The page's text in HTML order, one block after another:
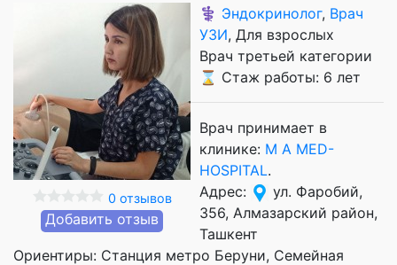
0 отзывов
Добавить отзыв
⚕️ Эндокринолог, Врач
УЗИ, Для взрослых
Врач третьей категории
⌛ Стаж работы: 6 лет
Врач принимает в
клинике: M A MED-
HOSPITAL.
Адрес:
ул. Фаробий,
356, Алмазарский район,
Ташкент
Ориентиры: Станция метро Беруни, Семейная